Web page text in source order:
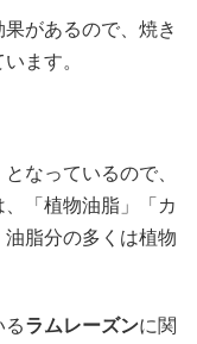
があるので、焼き
ます。
となっているので、
「植物油脂」「カ
脂分の多くは植物
ラムレーズンに関